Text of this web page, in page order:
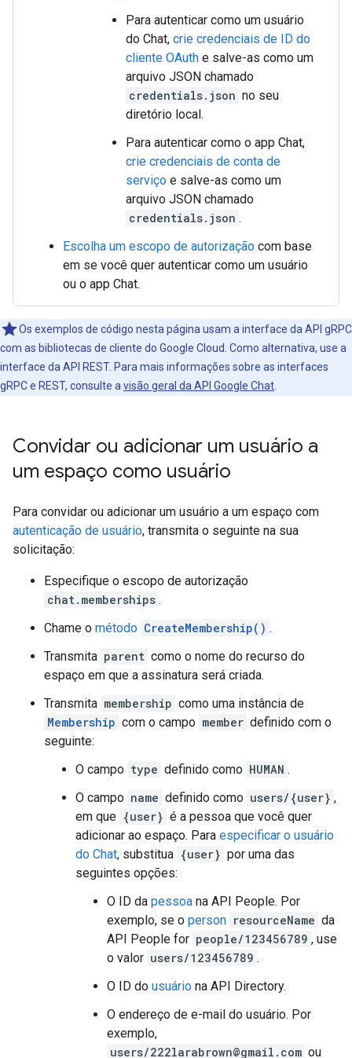
Para autenticar como um usuário
do Chat, crie credenciais de ID do
cliente OAuth e salve-as como um
arquivo JSON chamado
credentials.json no seu
diretório local.
Para autenticar como o app Chat,
crie credenciais de conta de
serviço e salve-as como um
arquivo JSON chamado
credentials.json .
Escolha um escopo de autorização com base
em se você quer autenticar como um usuário
ou o app Chat.
Os exemplos de código nesta página usam a interface da API gRPC
com as bibliotecas de cliente do Google Cloud. Como alternativa, use a
interface da API REST. Para mais informações sobre as interfaces
gRPC e REST, consulte a visão geral da API Google Chat
Convidar ou adicionar um usuário a
um espaço como usuário
Para convidar ou adicionar um usuário a um espaço com
autenticação de usuário, transmita o seguinte na sua
solicitação:
Especifique o escopo de autorização
chat.memberships .
Chame o método CreateMembership() .
Transmita parent como o nome do recurso do
espaço em que a assinatura será criada.
Transmita membership como uma instância de
Membership com o campo member definido com o
seguinte:
O campo type definido como HUMAN .
O campo name definido como users/{user} ,
em que {user} é a pessoa que você quer
adicionar ao espaço. Para especificar o usuário
do Chat, substitua {user} por uma das
seguintes opções:
O ID da pessoa na API People. Por
exemplo, se o person resourceName da
API People for people/123456789 , use
o valor users/123456789 .
O ID do usuário na API Directory.
O endereço de e-mail do usuário. Por
exemplo,
users/222larabrown@gmail.com ou